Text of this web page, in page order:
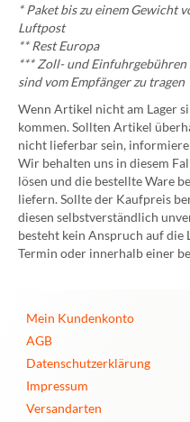
* Paket bis zu einem Gewicht
Luftpost
** Rest Europa
*** Zoll- und
sind vom Empfänger zu tragen
Wenn Artikel nicht am Lager
kommen. Sollten Artikel
nicht lieferbar sein,
Wir behalten uns in diesem
lösen und die bestellte Ware
liefern. Sollte der Kaufpreis
diesen selbstverständlich
besteht kein Anspruch auf die
Termin oder innerhalb einer
Mein Kundenkonto
AGB
Datenschutzerklärung
Impressum
Versandarten